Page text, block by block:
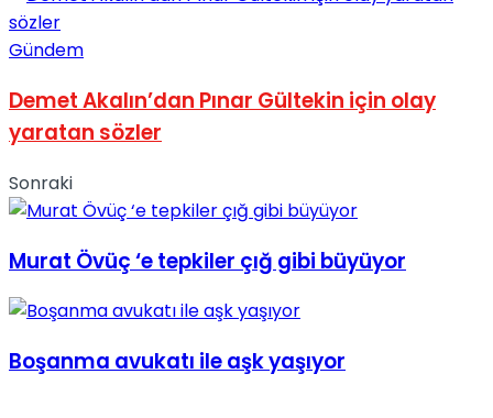
View All Result
Gündem
Demet Akalın’dan Pınar Gültekin için olay
yaratan sözler
Sonraki
Murat Övüç ‘e tepkiler çığ gibi büyüyor
Boşanma avukatı ile aşk yaşıyor